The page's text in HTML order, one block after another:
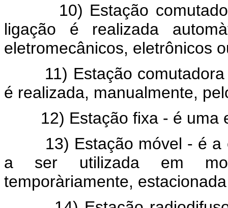
10) Estação
ligação é realizada
eletromecânicos, eletrônicos
11) Estação comutadora
é realizada, manualmente,
12) Estação fixa - é uma
13) Estação móvel - é a
a ser utilizada em
temporàriamente,